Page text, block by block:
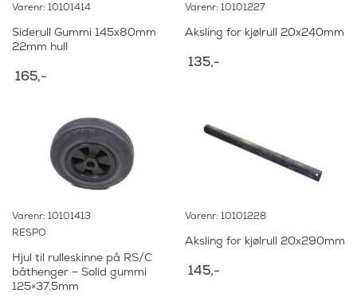
Varenr: 10101414
Siderull Gummi 145x80mm
22mm hull
165,-
Varenr: 10101227
Aksling for kjølrull 20x240mm
135,-
Varenr: 10101413
RESPO
Hjul til rulleskinne på RS/C
båthenger – Solid gummi
125×37.5mm
Varenr: 10101228
Aksling for kjølrull 20x290mm
145,-